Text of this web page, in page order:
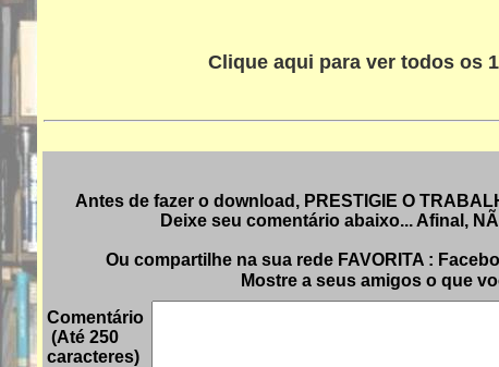
Clique aqui para ver todos os
Antes de fazer o download, PRESTIGIE O
Deixe seu comentário abaixo... Afinal,
Ou compartilhe na sua rede FAVORITA :
Mostre a seus amigos o que
Comentário
(Até 250
caracteres)